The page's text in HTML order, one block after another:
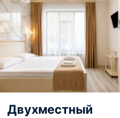
Двухместный